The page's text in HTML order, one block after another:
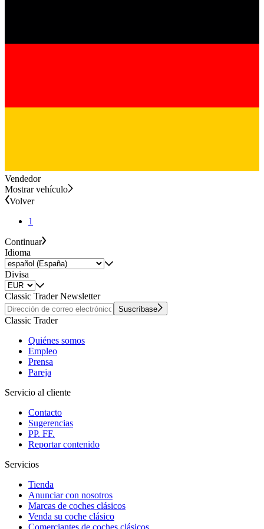
Vendedor
Mostrar vehículo
Volver
1
Continuar
Idioma
Divisa
Classic Trader Newsletter
Suscríbase
Classic Trader
Quiénes somos
Empleo
Prensa
Pareja
Servicio al cliente
Contacto
Sugerencias
PP. FF.
Reportar contenido
Servicios
Tienda
Anunciar con nosotros
Marcas de coches clásicos
Venda su coche clásico
Comerciantes de coches clásicos